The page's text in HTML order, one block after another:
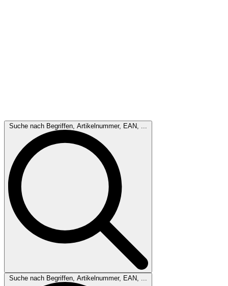
Suche nach Begriffen, Artikelnummer, EAN, ...
Suche nach Begriffen, Artikelnummer, EAN, ...